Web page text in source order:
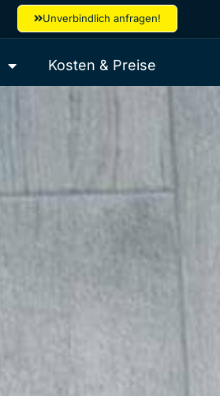
Unverbindlich anfragen!
Kosten & Preise